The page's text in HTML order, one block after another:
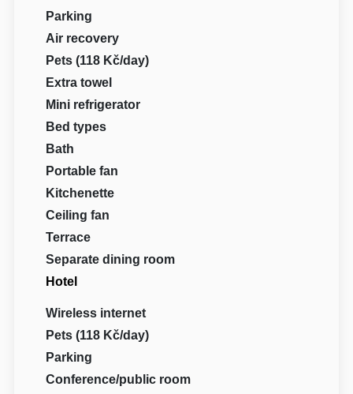
Parking
Air recovery
Pets (118 Kč/day)
Extra towel
Mini refrigerator
Bed types
Bath
Portable fan
Kitchenette
Ceiling fan
Terrace
Separate dining room
Hotel
Wireless internet
Pets (118 Kč/day)
Parking
Conference/public room